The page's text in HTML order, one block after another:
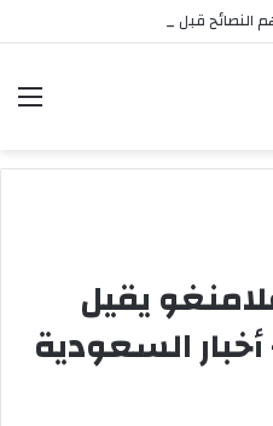
قبل الشراء
8-0.. فلامنغو يقيل
السعودية